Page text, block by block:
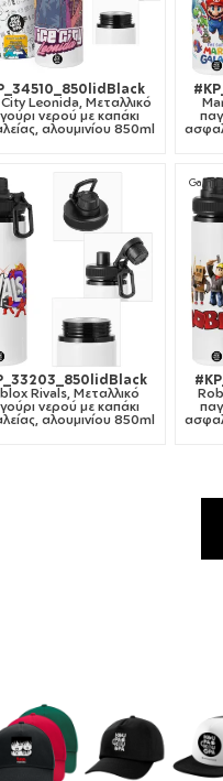
Leonida, Μεταλλικό
νερού με καπάκι
αλουμινίου 850ml
Rivals, Μεταλλικό
νερού με καπάκι
αλουμινίου 850ml